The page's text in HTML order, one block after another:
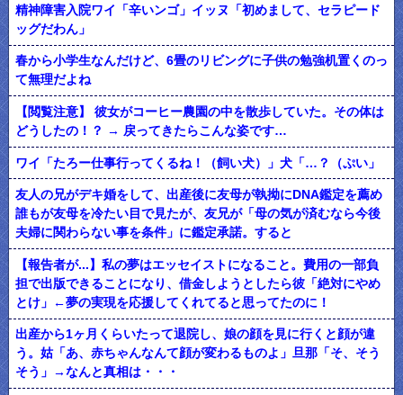
精神障害入院ワイ「辛いンゴ」イッヌ「初めまして、セラピード
ッグだわん」
春から小学生なんだけど、6畳のリビングに子供の勉強机置くのっ
て無理だよね
【閲覧注意】 彼女がコーヒー農園の中を散歩していた。その体は
どうしたの！？ → 戻ってきたらこんな姿です…
ワイ「たろー仕事行ってくるね！（飼い犬）」犬「…？（ぷい」
友人の兄がデキ婚をして、出産後に友母が執拗にDNA鑑定を薦め
誰もが友母を冷たい目で見たが、友兄が「母の気が済むなら今後
夫婦に関わらない事を条件」に鑑定承諾。すると
【報告者が...】私の夢はエッセイストになること。費用の一部負
担で出版できることになり、借金しようとしたら彼「絶対にやめ
とけ」←夢の実現を応援してくれてると思ってたのに！
出産から1ヶ月くらいたって退院し、娘の顔を見に行くと顔が違
う。姑「あ、赤ちゃんなんて顔が変わるものよ」旦那「そ、そう
そう」→なんと真相は・・・